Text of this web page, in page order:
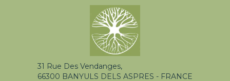
31 Rue Des Vendanges,
66300 BANYULS DELS ASPRES - FRANCE